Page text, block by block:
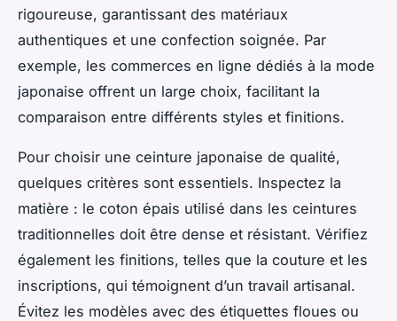
rigoureuse, garantissant des matériaux
authentiques et une confection soignée. Par
exemple, les commerces en ligne dédiés à la mode
japonaise offrent un large choix, facilitant la
comparaison entre différents styles et finitions.
Pour choisir une ceinture japonaise de qualité,
quelques critères sont essentiels. Inspectez la
matière : le coton épais utilisé dans les ceintures
traditionnelles doit être dense et résistant. Vérifiez
également les finitions, telles que la couture et les
inscriptions, qui témoignent d’un travail artisanal.
Évitez les modèles avec des étiquettes floues ou